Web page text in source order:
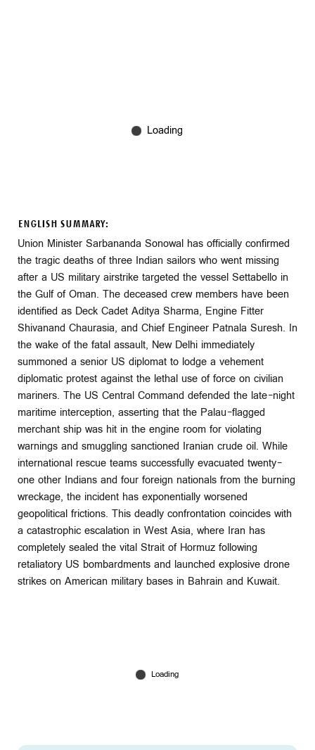
ENGLISH SUMMARY:
Union Minister Sarbananda Sonowal has officially confirmed
the tragic deaths of three Indian sailors who went missing
after a US military airstrike targeted the vessel Settabello in
the Gulf of Oman. The deceased crew members have been
identified as Deck Cadet Aditya Sharma, Engine Fitter
Shivanand Chaurasia, and Chief Engineer Patnala Suresh. In
the wake of the fatal assault, New Delhi immediately
summoned a senior US diplomat to lodge a vehement
diplomatic protest against the lethal use of force on civilian
mariners. The US Central Command defended the late-night
maritime interception, asserting that the Palau-flagged
merchant ship was hit in the engine room for violating
warnings and smuggling sanctioned Iranian crude oil. While
international rescue teams successfully evacuated twenty-
one other Indians and four foreign nationals from the burning
wreckage, the incident has exponentially worsened
geopolitical frictions. This deadly confrontation coincides with
a catastrophic escalation in West Asia, where Iran has
completely sealed the vital Strait of Hormuz following
retaliatory US bombardments and launched explosive drone
strikes on American military bases in Bahrain and Kuwait.